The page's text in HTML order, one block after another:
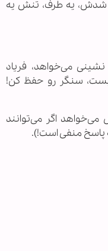
شدش، یه طرف، تنش یه
می‌خواهد، فریاد
سنگر رو حفظ کن!
اگر می‌توانند
پاسخ منفی است!).